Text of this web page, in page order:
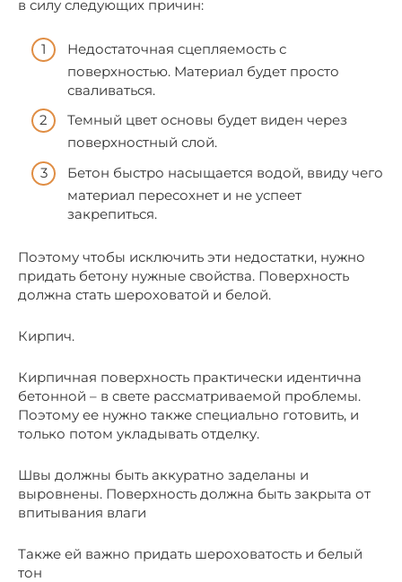
в силу следующих причин:
Недостаточная сцепляемость с
поверхностью. Материал будет просто
сваливаться.
Темный цвет основы будет виден через
поверхностный слой.
Бетон быстро насыщается водой, ввиду чего
материал пересохнет и не успеет
закрепиться.
Поэтому чтобы исключить эти недостатки, нужно
придать бетону нужные свойства. Поверхность
должна стать шероховатой и белой.
Кирпич.
Кирпичная поверхность практически идентична
бетонной – в свете рассматриваемой проблемы.
Поэтому ее нужно также специально готовить, и
только потом укладывать отделку.
Швы должны быть аккуратно заделаны и
выровнены. Поверхность должна быть закрыта от
впитывания влаги
Также ей важно придать шероховатость и белый
тон